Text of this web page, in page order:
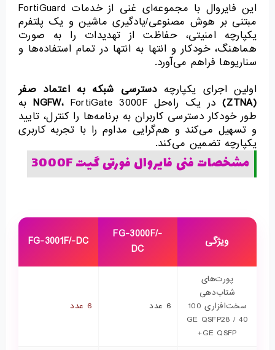
این فایروال با مجموعه‌ای غنی از خدمات FortiGuard
مبتنی بر هوش مصنوعی/یادگیری ماشین و یک پلتفرم
یکپارچه امنیتی، حفاظت از تهدیدات را به صورت
هماهنگ، خودکار و انتها به انتها در تمام استفاده‌ها و
سناریوها فراهم می‌آورد.
اولین اجرای یکپارچهدسترسی شبکه به اعتماد صفر
(ZTNA)
در یک راه‌حل NGFW، FortiGate 3000F به
طور خودکار دسترسی کاربران به برنامه‌ها را کنترل، تایید
و تسهیل می‌کند و هم‌گرایی مداوم را با تجربه کاربری
یکپارچه تضمین می‌کند.
مشخصات فنی فایروال فورتی گیت 3000F
ویژگی
FG-3000F/-
DC
FG-3001F/-DC
پورت‌های
شتاب‌دهی
سخت‌افزاری 100
GE QSFP28 / 40
GE QSFP+
6 عدد 6 عدد